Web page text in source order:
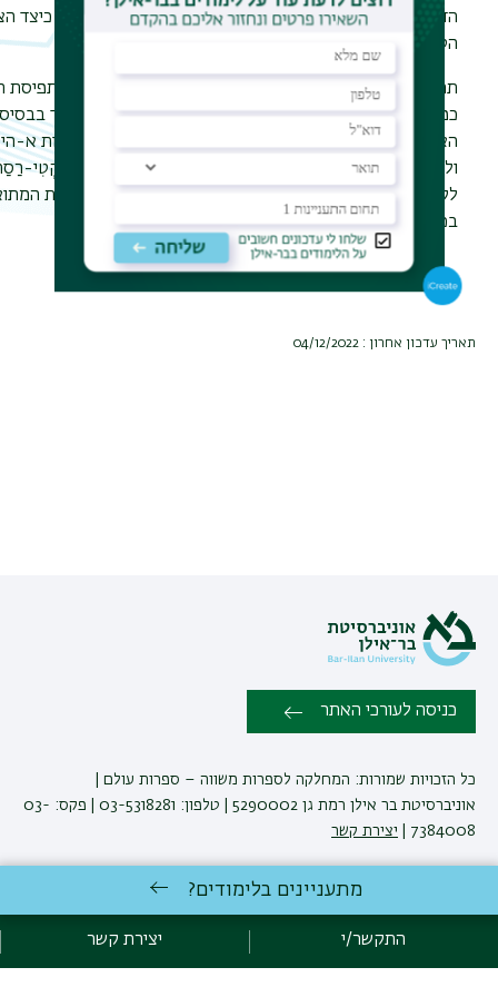
הדוקטרינריים, והאינטרטקסטואלי, המדגים באופן השוואתי כיצד
הטמיעה תכנים רעיוניים אל תוך מטענה הספרותי.
תרומה נוספת של המחקר היא בחידושיו לשיח לימודי הודו: תפיסת
כפרסונה טרנסצנדנטית מפותחת, לא כגרעין מטאפיזי בלבד בבסיס
האישיות. המחקר עורך הקבלה בין ה"ברהמן" לקְרּשְּנַּה כדמות א-
ולצא'יטניה, כדמות היסטורית, וכן דן ברגשות המסירות (בְּהַקְטִי-
לקרשנה כהוויה המתקיימת מעבר להנאה האמנותית החולפת
בכתבי הרסה.
תאריך עדכון אחרון : 04/12/2022
כניסה לעורכי האתר
כל הזכויות שמורות: המחלקה לספרות משווה – ספרות עולם |
אוניברסיטת בר אילן רמת גן 5290002 | טלפון: 03-5318281 | פקס: 03-
7384008 |
יצירת קשר
באוניברסיטת בר-אילן
Emarker קידום אתרים
מתעניינים בלימודים?
התקשר/י יצירת קשר